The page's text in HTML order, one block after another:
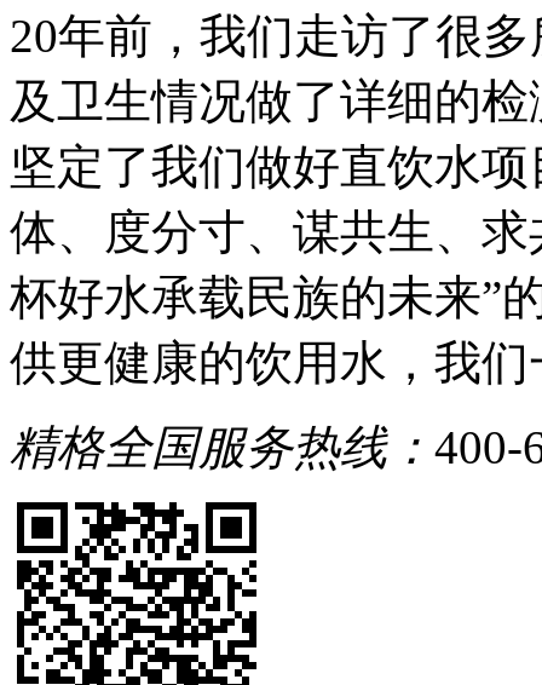
20年前，我们走访了很
及卫生情况做了详细的
坚定了我们做好直饮水
体、度分寸、谋共生、
杯好水承载民族的未来”
供更健康的饮用水，我
精格全国服务热线： 400-